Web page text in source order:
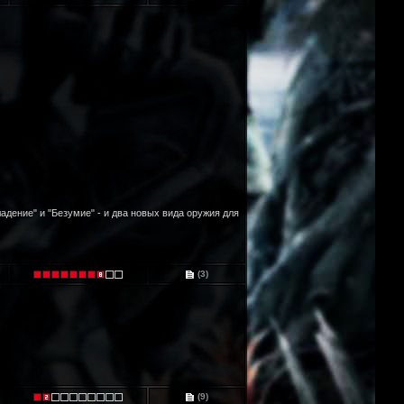
и "Безумие" - и два новых вида оружия для
(3)
(9)